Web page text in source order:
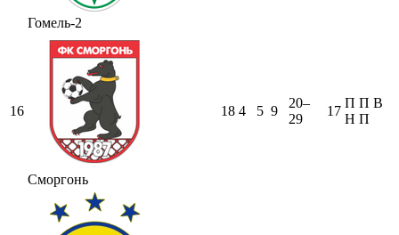
Гомель-2
16
Сморгонь
18 4 5 9
20–
29
17
П П В
Н П